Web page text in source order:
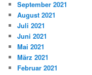
September 2021
August 2021
Juli 2021
Juni 2021
Mai 2021
März 2021
Februar 2021